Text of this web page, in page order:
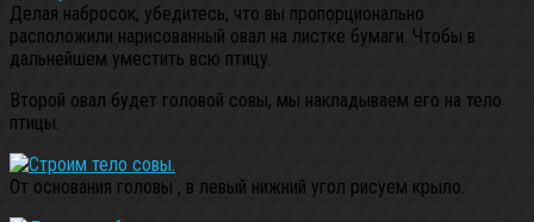
Делая набросок, убедитесь, что вы пропорционально
расположили нарисованный овал на листке бумаги. Чтобы в
дальнейшем уместить всю птицу.
Второй овал будет головой совы, мы накладываем его на тело
птицы.
От основания головы , в левый нижний угол рисуем крыло.